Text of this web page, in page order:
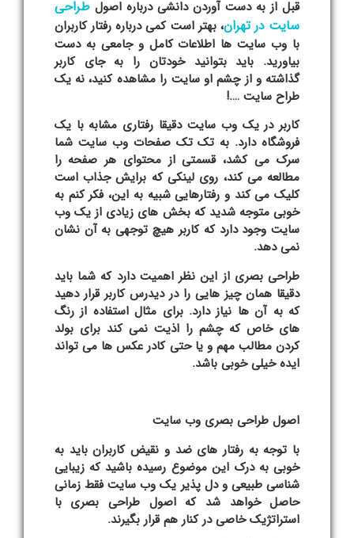
قبل از به دست آوردن دانشی درباره اصولطراحی
سایت در تهران، بهتر است کمی درباره رفتار کاربران
با وب سایت ها اطلاعات کامل و جامعی به دست
بیاورید. باید بتوانید خودتان را به جای کاربر
گذاشته و از چشم او سایت را مشاهده کنید، نه یک
طراح سایت ….!
کاربر در یک وب سایت دقیقا رفتاری مشابه با یک
فروشگاه دارد. به تک تک صفحات وب سایت شما
سرک می کشد، قسمتی از محتوای هر صفحه را
مطالعه می کند، روی لینکی که برایش جذاب است
کلیک می کند و رفتارهایی شبیه به این، فکر کنم به
خوبی متوجه شدید که بخش های زیادی از یک وب
سایت وجود دارد که کاربر هیچ توجهی به آن نشان
نمی دهد.
طراحی بصری از این نظر اهمیت دارد که شما باید
دقیقا همان چیز هایی را در دیدرس کاربر قرار دهید
که به آن ها نیاز دارد. برای مثال استفاده از رنگ
های خاص که چشم را اذیت نمی کند برای بولد
کردن مطالب مهم و یا حتی کادر عکس ها می تواند
ایده خیلی خوبی باشد.
اصول طراحی بصری وب سایت
با توجه به رفتار های ضد و نقیض کاربران باید به
خوبی به درک این موضوع رسیده باشید که زیبایی
شناسی طبیعی و دل پذیر یک وب سایت فقط زمانی
حاصل خواهد شد که اصول طراحی بصری با
استراتژیک خاصی در کنار هم قرار بگیرند.